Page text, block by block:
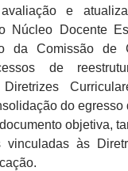
avaliação e
Núcleo Docente
da Comissão de
de
do egresso
objetiva,
às